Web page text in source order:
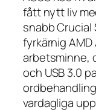
fått nytt liv
snabb Crucial
fyrkärnig
arbetsminne,
och USB 3.0
vardagliga